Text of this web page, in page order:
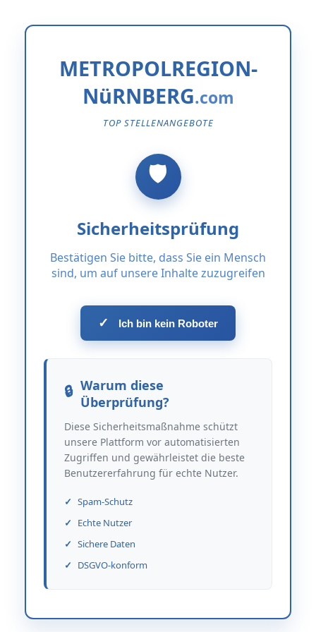
METROPOLREGION-
NüRNBERG
TOP STELLENANGEBOTE
Sicherheitsprüfung
Bestätigen Sie bitte, dass Sie ein Mensch
sind, um auf unsere Inhalte zuzugreifen
✓ Ich bin kein Roboter
Warum diese
Überprüfung?
Diese Sicherheitsmaßnahme schützt
unsere Plattform vor automatisierten
Zugriffen und gewährleistet die beste
Benutzererfahrung für echte Nutzer.
Spam-Schutz
Echte Nutzer
Sichere Daten
DSGVO-konform